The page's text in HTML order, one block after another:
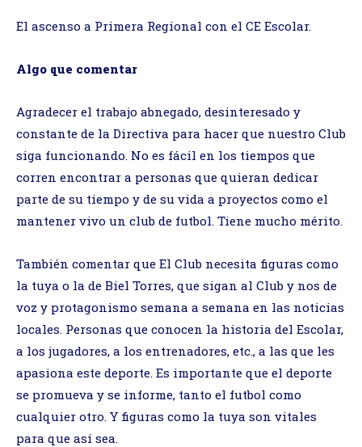
El ascenso a Primera Regional con el CE Escolar.
Algo que comentar
Agradecer el trabajo abnegado, desinteresado y
constante de la Directiva para hacer que nuestro Club
siga funcionando. No es fácil en los tiempos que
corren encontrar a personas que quieran dedicar
parte de su tiempo y de su vida a proyectos como el
mantener vivo un club de futbol. Tiene mucho mérito.
También comentar que El Club necesita figuras como
la tuya o la de Biel Torres, que sigan al Club y nos de
voz y protagonismo semana a semana en las noticias
locales. Personas que conocen la historia del Escolar,
a los jugadores, a los entrenadores, etc., a las que les
apasiona este deporte. Es importante que el deporte
se promueva y se informe, tanto el futbol como
cualquier otro. Y figuras como la tuya son vitales
para que así sea.